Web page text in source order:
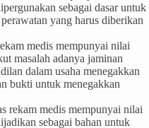
sebagai dasar untuk
yang harus diberikan
medis mempunyai nilai
masalah adanya jaminan
dalam usaha menegakkan
bukti untuk menegakkan
rekam medis mempunyai nilai
sebagai bahan untuk